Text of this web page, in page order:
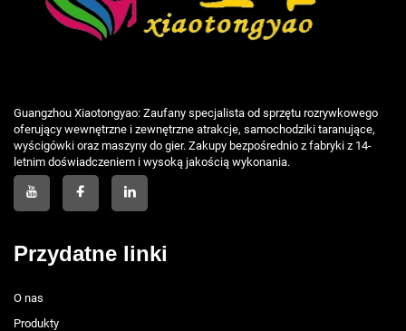
Guangzhou Xiaotongyao: Zaufany specjalista od sprzętu rozrywkowego
oferujący wewnętrzne i zewnętrzne atrakcje, samochodziki taranujące,
wyścigówki oraz maszyny do gier. Zakupy bezpośrednio z fabryki z 14-
letnim doświadczeniem i wysoką jakością wykonania.
Przydatne linki
O nas
Produkty